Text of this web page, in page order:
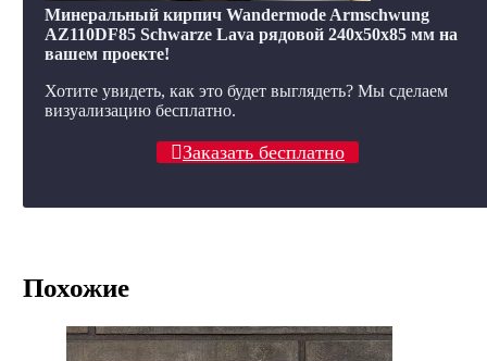
Минеральный кирпич Wandermode Armschwung
AZ110DF85 Schwarze Lava рядовой 240x50x85 мм на
вашем проекте!
Хотите увидеть, как это будет выглядеть? Мы сделаем
визуализацию бесплатно.
Заказать бесплатно
Похожие